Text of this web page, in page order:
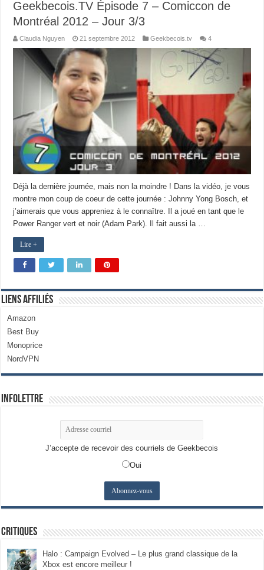
Geekbecois.TV Épisode 7 – Comiccon de
Montréal 2012 – Jour 3/3
Claudia Nguyen 21 septembre 2012 Geekbecois.tv 4
Déjà la dernière journée, mais non la moindre ! Dans la vidéo, je vous
montre mon coup de coeur de cette journée : Johnny Yong Bosch, et
j’aimerais que vous appreniez à le connaître. Il a joué en tant que le
Power Ranger vert et noir (Adam Park). Il fait aussi la …
Lire +
Liens Affiliés
Amazon
Best Buy
Monoprice
NordVPN
Infolettre
J’accepte de recevoir des courriels de Geekbecois
Oui
Critiques
Halo : Campaign Evolved – Le plus grand classique de la
Xbox est encore meilleur !